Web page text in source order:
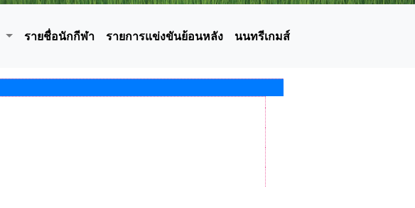
รายชื่อนักกีฬา รายการแข่งขันย้อนหลัง นนทรีเกมส์